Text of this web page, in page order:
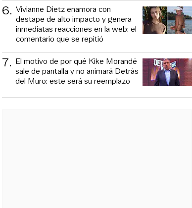
6. Vivianne Dietz enamora con
destape de alto impacto y genera
inmediatas reacciones en la web: el
comentario que se repitió
7. El motivo de por qué Kike Morandé
sale de pantalla y no animará Detrás
del Muro: este será su reemplazo